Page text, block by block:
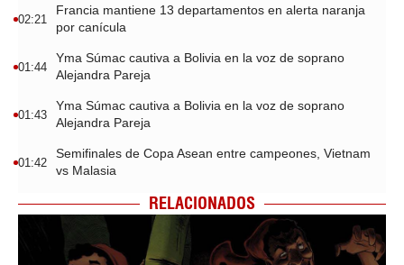
02:21
Francia mantiene 13 departamentos en alerta naranja
por canícula
01:44
Yma Súmac cautiva a Bolivia en la voz de soprano
Alejandra Pareja
01:43
Yma Súmac cautiva a Bolivia en la voz de soprano
Alejandra Pareja
01:42
Semifinales de Copa Asean entre campeones, Vietnam
vs Malasia
RELACIONADOS